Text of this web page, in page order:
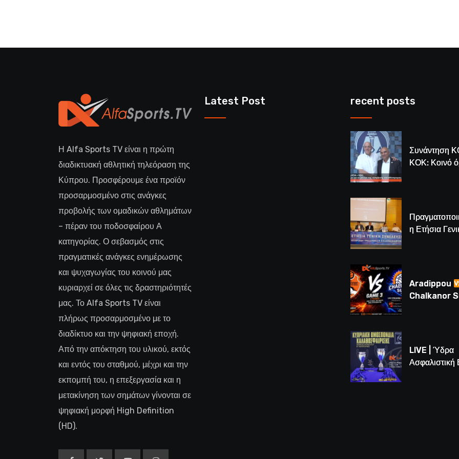
Η Alfa Sports TV είναι η πρώτη
διαδικτυακή αθλητική τηλεόραση της
Κύπρου. Προσφέρουμε ένα προϊόν
προσαρμοσμένο στις ανάγκες
προβολής των ομαδικών αθλημάτων
– πέραν του ποδοσφαίρου Α
κατηγορίας. Ο σεβασμός στις
πραγματικές ανάγκες ενημέρωσης
και ψυχαγωγίας του κοινού μας
κυριαρχεί σε όλες τις δραστηριότητές
μας. Το Alfa Sports TV είναι
πλήρως προσαρμοσμένο με το
διαδίκτυο και την ψηφιακή εποχή.
Από την απόκτηση του υλικού, εκτός
και εντός του σταθμού, μέχρι και την
εκπομπή του, η επεξεργασία και η
μετακίνηση των σημάτων γίνονται σε
ψηφιακή μορφή High Definition
(HD).
Latest Post recent posts
Συνάντηση
ΚΟΚ: Κοινό
η Ετήσια
(BINTEO)
Aradippou
Chalkanor
LIVE | Ύδρα
Ασφαλιστική